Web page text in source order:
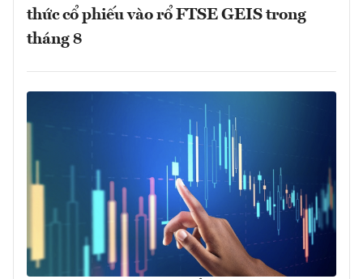
thức cổ phiếu vào rổ FTSE GEIS trong
tháng 8